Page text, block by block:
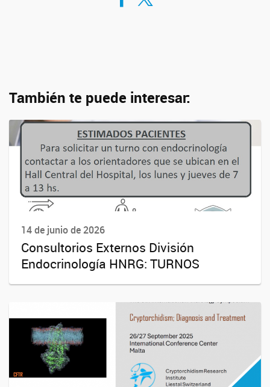
También te puede interesar:
14 de junio de 2026
Consultorios Externos División
Endocrinología HNRG: TURNOS